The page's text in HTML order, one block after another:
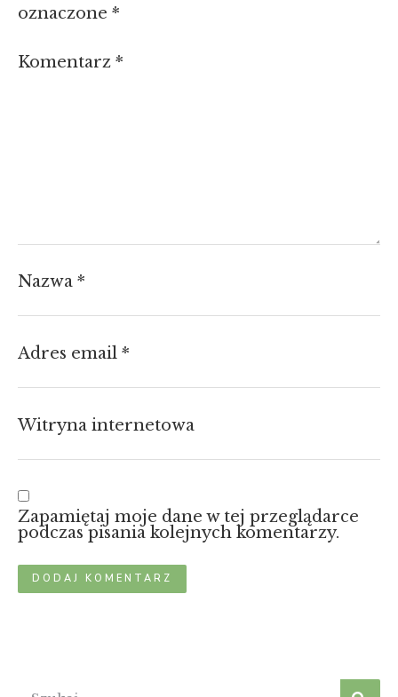
oznaczone *
Komentarz *
Nazwa *
Adres email *
Witryna internetowa
Zapamiętaj moje dane w tej przeglądarce
podczas pisania kolejnych komentarzy.